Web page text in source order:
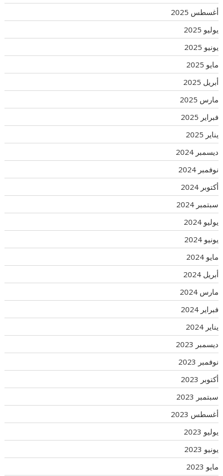
أغسطس 2025
يوليو 2025
يونيو 2025
مايو 2025
أبريل 2025
مارس 2025
فبراير 2025
يناير 2025
ديسمبر 2024
نوفمبر 2024
أكتوبر 2024
سبتمبر 2024
يوليو 2024
يونيو 2024
مايو 2024
أبريل 2024
مارس 2024
فبراير 2024
يناير 2024
ديسمبر 2023
نوفمبر 2023
أكتوبر 2023
سبتمبر 2023
أغسطس 2023
يوليو 2023
يونيو 2023
مايو 2023